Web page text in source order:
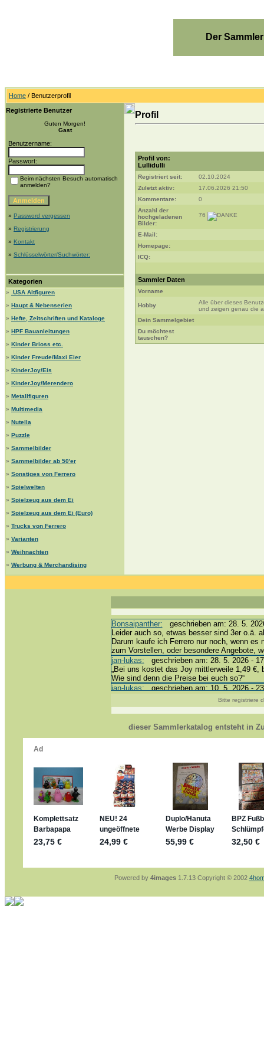
Der
Home / Benutzerprofil
Registrierte Benutzer
Guten Morgen!
Gast
Benutzername:
Passwort:
Beim nächsten Besuch automatisch
anmelden?
» Password vergessen
» Registrierung
» Kontakt
» Schlüsselwörter/Suchwörter:
Kategorien
»
.USA Altfiguren
» Haupt & Nebenserien
» Hefte, Zeitschriften und Kataloge
» HPF Bauanleitungen
» Kinder Brioss etc.
» Kinder Freude/Maxi Eier
» KinderJoy/Eis
» KinderJoy/Merendero
» Metallfiguren
» Multimedia
» Nutella
» Puzzle
» Sammelbilder
» Sammelbilder ab 50'er
» Sonstiges von Ferrero
» Spielwelten
» Spielzeug aus dem Ei
» Spielzeug aus dem Ei (Euro)
» Trucks von Ferrero
» Varianten
» Weihnachten
» Werbung & Merchandising
Profil
Profil von:
Lullidulli
Registriert seit:
02.10.2024
Zuletzt aktiv:
17.06.2026 21:50
Kommentare:
0
Anzahl der
hochgeladenen
Bilder:
76
E-Mail:
Homepage:
ICQ:
Sammler Daten
Vorname
Hobby
Alle über dieses
und zeigen genau die
Dein Sammelgebiet
Du möchtest
tauschen?
Bonsaipanther: geschrieben am: 28. 5.
Leider auch so, etwas besser sind 3er o.ä.
Darum kaufe ich Ferrero nur noch, wenn es
zum Vorstellen, oder besondere Angebote,
jan-lukas: geschrieben am: 28. 5. 2026 -
„Bei uns kostet das Joy mittlerweile 1,49 €,
Wie sind denn die Preise bei euch so?“
jan-lukas:geschrieben am: 10. 5. 2026 -
Bonsaipanther:geschrieben am: 10. 5.
@ Harald
https://www.ue-ei-portal-
Dein Enkel sollte zur Strafe die nächsten 3
Für die Figuren VC307, 310, 318 und 326
mein Enkel hat die leider weggeworfen
jan-lukas:
geschrieben am: 29. 4. 2026 -
https://www.ferrero-
sammelspass.de/einladung/
jan-lukas:
geschrieben am: 28. 4. 2026 -
stimmt, jetzt fällt es mir auch ein
*Bussi*
Bonsaipanther:
geschrieben am: 28. 4.
So habe ich das in Erinnerung ... oder?
jan-lukas:geschrieben am: 28. 4. 2026 -
Bitte registriere
dieser Sammlerkatalog entsteht in
Powered by 4images1.7.13 Copyright © 2002